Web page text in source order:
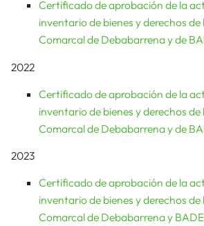
Certificado de aprobación de la
inventario de bienes y derechos
Comarcal de Debabarrena y de
2022
Certificado de aprobación de la
inventario de bienes y derechos
Comarcal de Debabarrena y de
2023
Certificado de aprobación de la
inventario de bienes y derechos
Comarcal de Debabarrena y